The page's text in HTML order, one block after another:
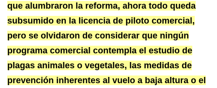
que alumbraron la reforma, ahora todo queda
subsumido en la licencia de piloto comercial,
pero se olvidaron de considerar que ningún
programa comercial contempla el estudio de
plagas animales o vegetales, las medidas de
prevención inherentes al vuelo a baja altura o el